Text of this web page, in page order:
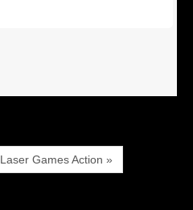
Laser Games Action »